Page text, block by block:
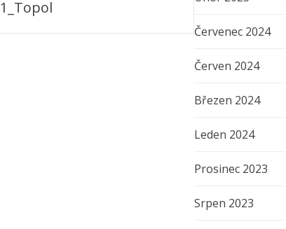
1_Topol
Červenec 2024
Červen 2024
Březen 2024
Leden 2024
Prosinec 2023
Srpen 2023